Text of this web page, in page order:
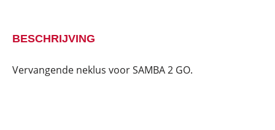
BESCHRIJVING
Vervangende neklus voor SAMBA 2 GO.